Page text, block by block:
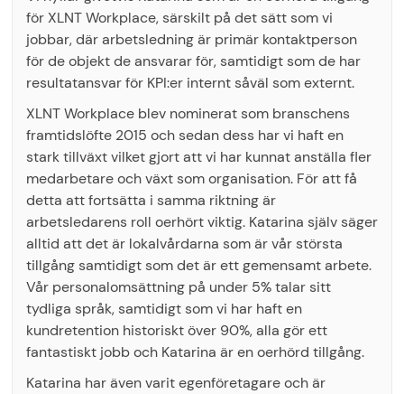
för XLNT Workplace, särskilt på det sätt som vi
jobbar, där arbetsledning är primär kontaktperson
för de objekt de ansvarar för, samtidigt som de har
resultatansvar för KPI:er internt såväl som externt.
XLNT Workplace blev nominerat som branschens
framtidslöfte 2015 och sedan dess har vi haft en
stark tillväxt vilket gjort att vi har kunnat anställa fler
medarbetare och växt som organisation. För att få
detta att fortsätta i samma riktning är
arbetsledarens roll oerhört viktig. Katarina själv säger
alltid att det är lokalvårdarna som är vår största
tillgång samtidigt som det är ett gemensamt arbete.
Vår personalomsättning på under 5% talar sitt
tydliga språk, samtidigt som vi har haft en
kundretention historiskt över 90%, alla gör ett
fantastiskt jobb och Katarina är en oerhörd tillgång.
Katarina har även varit egenföretagare och är